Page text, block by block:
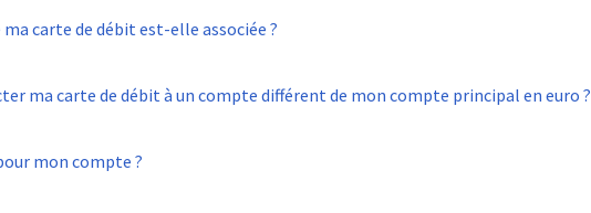
carte de débit est-elle associée ?
ma carte de débit à un compte différent de mon compte principal en euro ?
mon compte ?